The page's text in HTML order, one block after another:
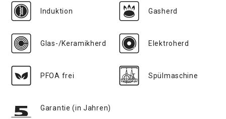
Induktion Gasherd
Glas-/Keramikherd Elektroherd
PFOA frei Spülmaschine
Garantie (in Jahren)